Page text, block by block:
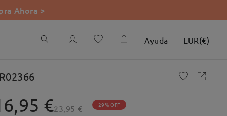
Ahora >
Ayuda EUR(€)
€23,95 € 29% OFF